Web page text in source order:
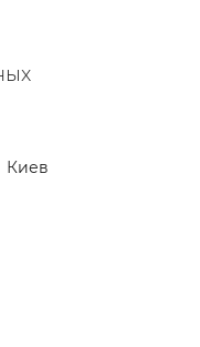
Киев